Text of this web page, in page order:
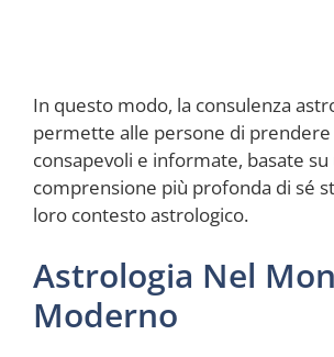
In questo modo, la consulenza
permette alle persone di prendere
consapevoli e informate, basate su
comprensione più profonda di sé
loro contesto astrologico.
Astrologia Nel
Moderno